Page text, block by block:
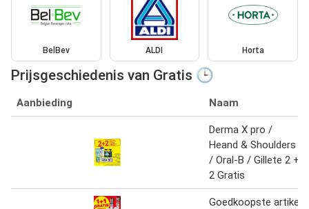
BelBev ALDI Horta
Prijsgeschiedenis van Gratis 🕒
Aanbieding Naam
Derma X pro /
Heand & Shoulders
/ Oral-B / Gillete 2 +
2 Gratis
Goedkoopste artikel